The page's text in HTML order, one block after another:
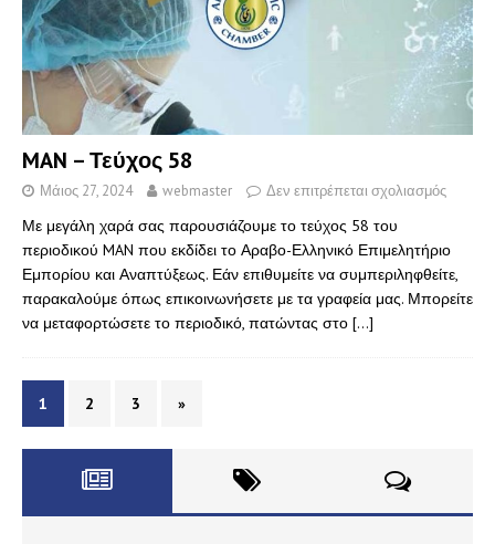
MAN – Τεύχος 58
Μάιος 27, 2024 webmaster Δεν επιτρέπεται σχολιασμός
Με μεγάλη χαρά σας παρουσιάζουμε το τεύχος 58 του
περιοδικού MAN που εκδίδει το Αραβο-Ελληνικό Επιμελητήριο
Εμπορίου και Αναπτύξεως. Εάν επιθυμείτε να συμπεριληφθείτε,
παρακαλούμε όπως επικοινωνήσετε με τα γραφεία μας. Μπορείτε
να μεταφορτώσετε το περιοδικό, πατώντας στο […]
1 2 3 »